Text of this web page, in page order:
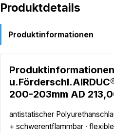
Produktdetails
Produktinformationen
200-203mm AD
antistatischer
+ schwerentflammbar ·